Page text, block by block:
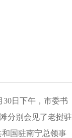
30日下午，市委书
分别会见了老挝驻
国驻南宁总领事